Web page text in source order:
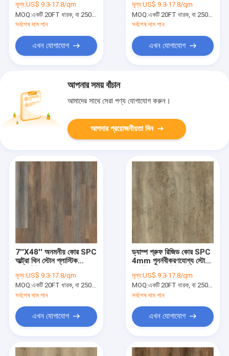
মূল্য:US$ 9.3-17.8/qm
MOQ:একটি 20FT ধারক, বা 2500 বর্গ মিটার;
সর্বশেষ দাম পান
এখন যোগাযোগ
W40008
মূল্য:US$ 9.3-17.8/qm
MOQ:একটি 20FT ধারক, বা 2500 বর্গ মিটার;
সর্বশেষ দাম পান
এখন যোগাযোগ
আপনার সময় বাঁচান
আমাদের সাথে সেরা পণ্য যোগাযোগ করুন।
আপনার প্রয়োজনীয়তা দিন
7''X48'' অনমনীয় কোর SPC
আল্ট্রা থিন স্টোন প্লাস্টিক
DM-W40035
মূল্য:US$ 9.3-17.8/qm
MOQ:একটি 20FT ধারক, বা 2500 বর্গ মিটার;
সর্বশেষ দাম পান
এখন যোগাযোগ
ড্যাম্প প্রুফ রিজিড কোর SPC
4mm পুনর্নবীকরণযোগ্য স্টোন
ওক GKBM DM-W40049
মূল্য:US$ 9.3-17.8/qm
MOQ:একটি 20FT ধারক, বা 2500 বর্গ মিটার;
সর্বশেষ দাম পান
এখন যোগাযোগ